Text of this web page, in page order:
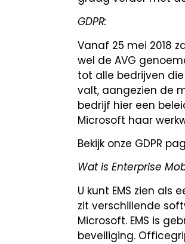
GDPR:
Vanaf 25 mei 2018
wel de AVG
tot alle bedrijven
valt, aangezien de
bedrijf hier een
Microsoft haar
Bekijk onze GDPR
Wat is Enterprise
U kunt EMS zien als
zit verschillende
Microsoft. EMS is
beveiliging.